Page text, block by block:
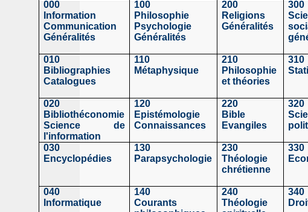
000
Information
Communication
Généralités
100
Philosophie
Psychologie
Généralités
200
Religions
Généralités
300
010
Bibliographies
Catalogues
110
Métaphysique
210
Philosophie
et théories
310
020
Bibliothéconomie
Science de
l'information
120
Epistémologie
Connaissances
220
Bible
Evangiles
320
030
Encyclopédies
130
Parapsychologie
230
Théologie
chrétienne
330
040
Informatique
140
Courants
240
Théologie
340